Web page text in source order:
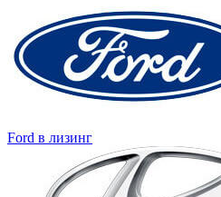
Ford в лизинг